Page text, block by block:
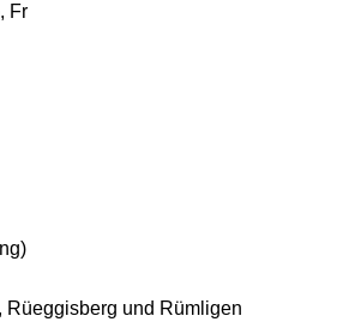
Fr
Rüeggisberg und Rümligen